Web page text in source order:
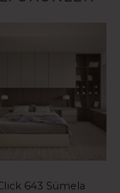
643 Sümela